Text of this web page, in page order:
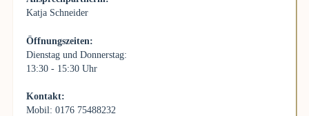
Katja Schneider
Öffnungszeiten:
Dienstag und Donnerstag:
13:30 - 15:30 Uhr
Kontakt:
Mobil: 0176 75488232